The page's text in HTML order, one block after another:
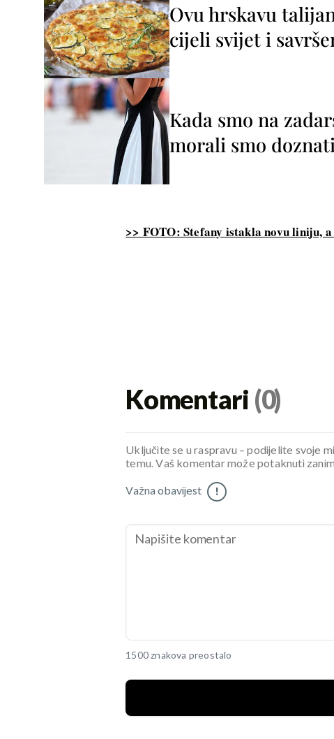
Ovu hrskavu
cijeli svijet i
Kada smo na
morali smo
>> FOTO: Stefany istakla novu liniju,
Komentari (0)
Uključite se u raspravu – podijelite svoje
temu. Vaš komentar može potaknuti
Važna obavijest !
1500 znakova preostalo